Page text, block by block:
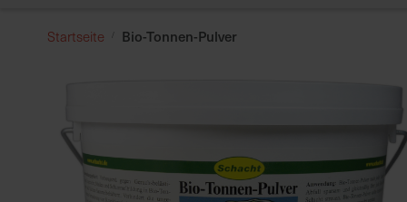
Startseite Bio-Tonnen-Pulver
Bildgalerie
springen